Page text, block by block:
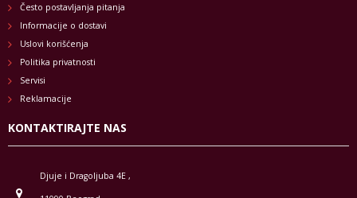
Često postavljanja pitanja
Informacije o dostavi
Uslovi korišćenja
Politika privatnosti
Servisi
Reklamacije
KONTAKTIRAJTE NAS
Djuje i Dragoljuba 4E ,